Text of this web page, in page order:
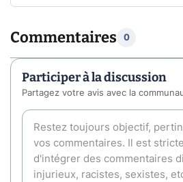
Commentaires 0
Participer à la discussion
Partagez votre avis avec la